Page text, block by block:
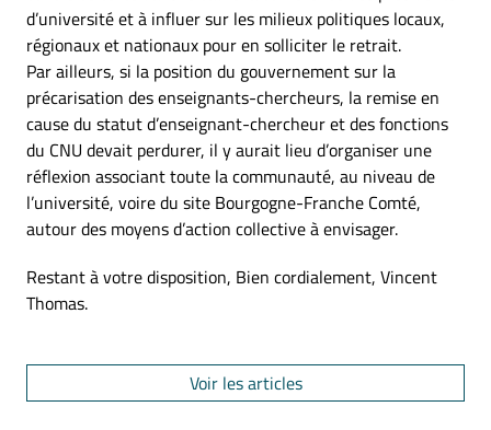
d’université et à influer sur les milieux politiques locaux,
régionaux et nationaux pour en solliciter le retrait.
Par ailleurs, si la position du gouvernement sur la
précarisation des enseignants-chercheurs, la remise en
cause du statut d’enseignant-chercheur et des fonctions
du CNU devait perdurer, il y aurait lieu d’organiser une
réflexion associant toute la communauté, au niveau de
l’université, voire du site Bourgogne-Franche Comté,
autour des moyens d’action collective à envisager.
Restant à votre disposition, Bien cordialement, Vincent
Thomas.
Voir les articles